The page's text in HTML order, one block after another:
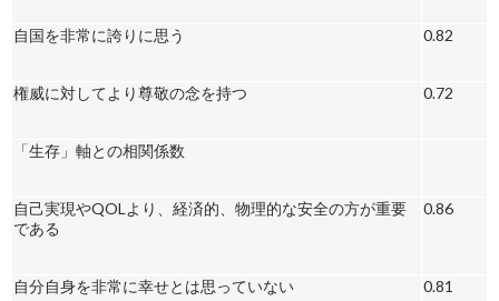
自国を非常に誇りに思う 0.82
権威に対してより尊敬の念を持つ 0.72
「生存」軸との相関係数
自己実現やQOLより、経済的、物理的な安全の方が重要
である
0.86
自分自身を非常に幸せとは思っていない 0.81